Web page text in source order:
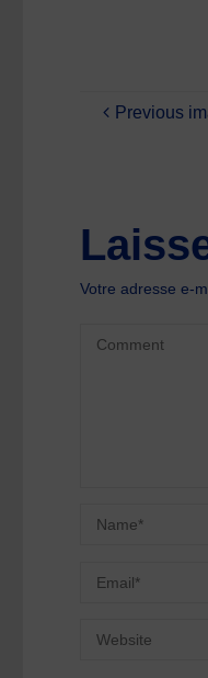
Previous
Votre adresse e-